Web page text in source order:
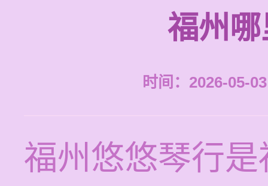
福州
时间：2026-05-
福州悠悠琴行